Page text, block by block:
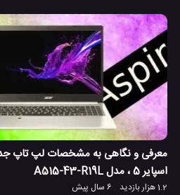
معرفی و نگاهی به مشخصات لپ تاپ
اسپایر 5 ، مدل A515-43-R19L
1.2 هزار بازدید 6 سال پیش